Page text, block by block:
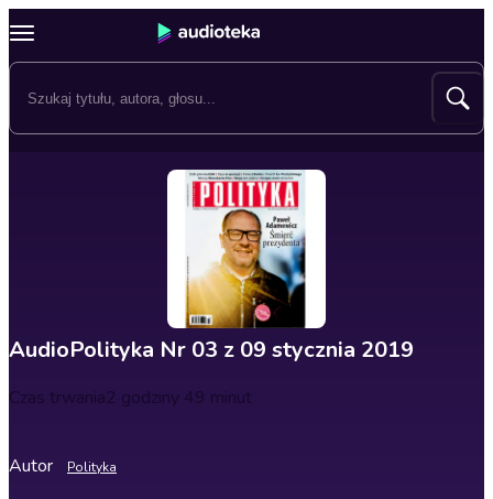
AudioPolityka Nr 03 z 09 stycznia 2019
Czas trwania2 godziny 49 minut
Autor Polityka